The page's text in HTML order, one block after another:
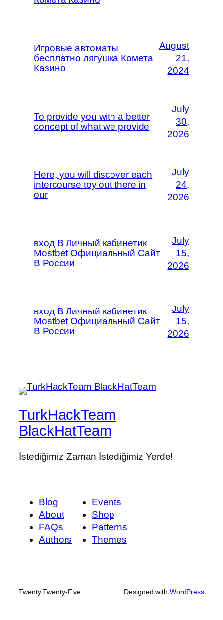
Игровые автоматы
бесплатно лягушка Комета
Казино
August
21,
2024
To provide you with a better
concept of what we provide
July
30,
2026
Here, you will discover each
intercourse toy out there in
our
July
24,
2026
вход В Личный кабинетик
Mostbet Официальный Сайт
В России
July
15,
2026
вход В Личный кабинетик
Mostbet Официальный Сайт
В России
July
15,
2026
TurkHackTeam
BlackHatTeam
İstediğimiz Zaman İstediğimiz Yerde!
Blog
About
FAQs
Authors
Events
Shop
Patterns
Themes
Twenty Twenty-Five Designed with WordPress